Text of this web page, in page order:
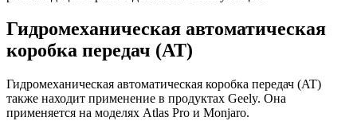
Гидромеханическая автоматическая
коробка передач (AT)
Гидромеханическая автоматическая коробка передач (AT)
также находит применение в продуктах Geely. Она
применяется на моделях Atlas Pro и Monjaro.